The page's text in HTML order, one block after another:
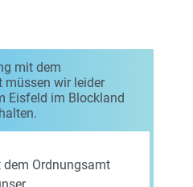
mit dem
müssen wir leider
Ordnungsamt